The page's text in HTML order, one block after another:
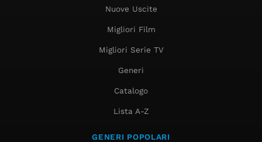
Nuove Uscite
Migliori Film
Migliori Serie TV
Generi
Catalogo
Lista A-Z
GENERI POPOLARI